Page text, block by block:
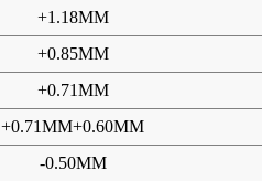
+1.18MM
+0.85MM
+0.71MM
+0.71MM+0.60MM
-0.50MM